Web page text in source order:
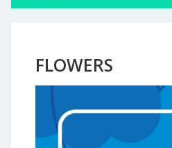
FLOWERS